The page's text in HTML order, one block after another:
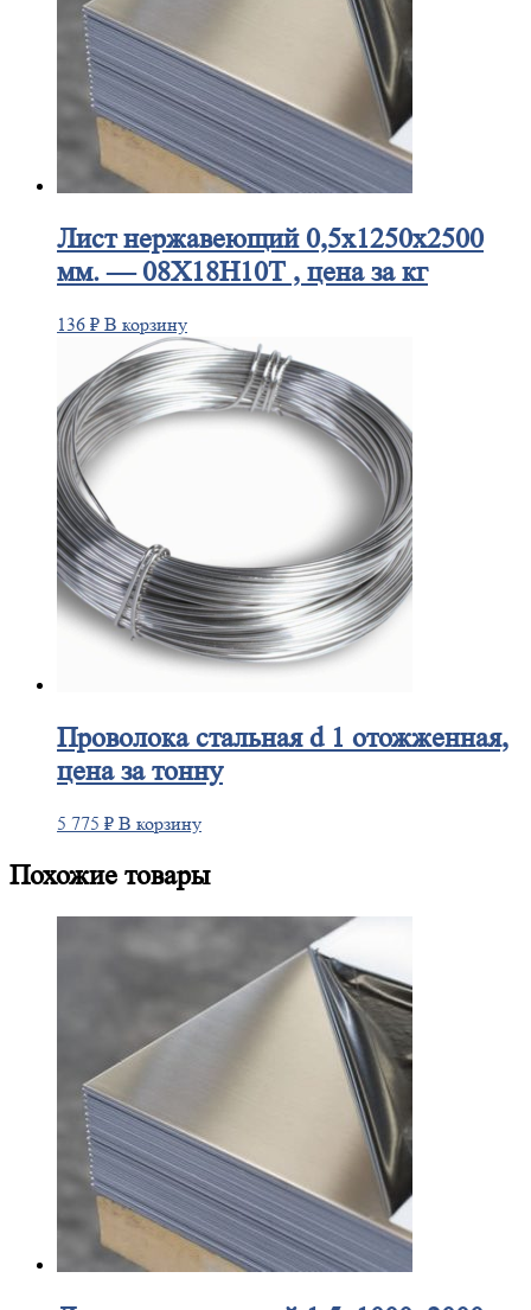
Листнержавеющий 0,5x1250x2500
мм. — 08Х18Н10Т , цена за кг
136 ₽ В корзину
Проволокастальная d 1 отожженная,
цена за тонну
5 775 ₽ В корзину
Похожие товары